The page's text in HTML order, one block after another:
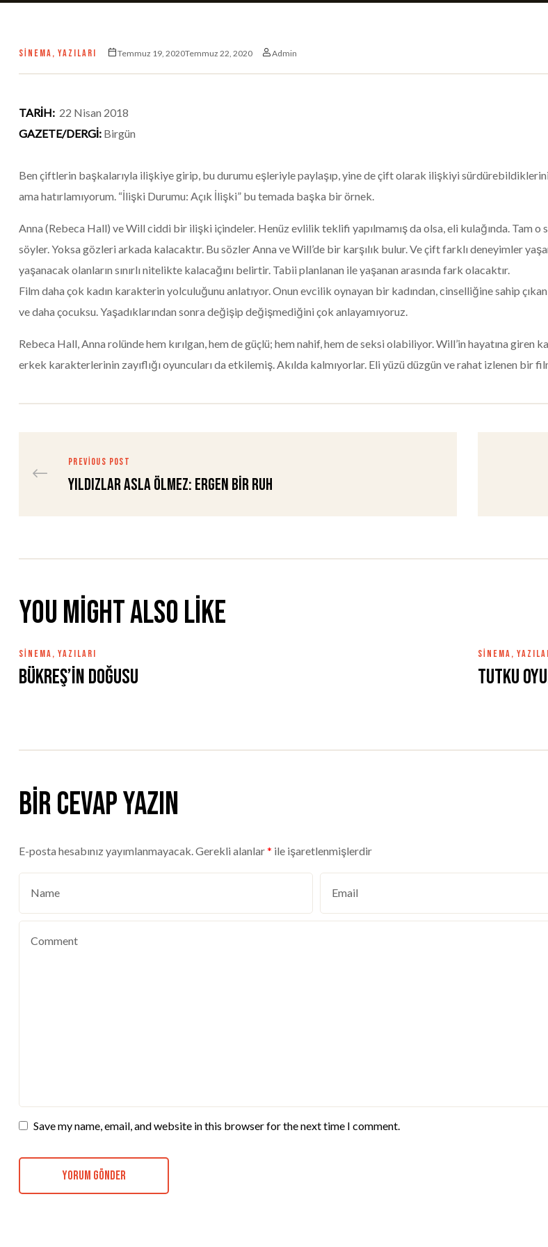
SINEMA, YAZILARI Temmuz 19, 2020Temmuz 22, 2020 Admin
TARİH: 22 Nisan 2018
GAZETE/DERGİ: Birgün
Ben çiftlerin başkalarıyla ilişkiye girip, bu durumu eşleriyle paylaşıp, yine de çift olarak ilişkiyi
ama hatırlamıyorum. “İlişki Durumu: Açık İlişki” bu temada başka bir örnek.
Anna (Rebeca Hall) ve Will ciddi bir ilişki içindeler. Henüz evlilik teklifi yapılmamış da olsa, eli kulağında. Tam
söyler. Yoksa gözleri arkada kalacaktır. Bu sözler Anna ve Will’de bir karşılık bulur. Ve çift farklı deneyimler
yaşanacak olanların sınırlı nitelikte kalacağını belirtir. Tabii planlanan ile yaşanan arasında fark olacaktır.
Film daha çok kadın karakterin yolculuğunu anlatıyor. Onun evcilik oynayan bir kadından, cinselliğine sahip
ve daha çocuksu. Yaşadıklarından sonra değişip değişmediğini çok anlayamıyoruz.
Rebeca Hall, Anna rolünde hem kırılgan, hem de güçlü; hem nahif, hem de seksi olabiliyor. Will’in hayatına giren
erkek karakterlerinin zayıflığı oyuncuları da etkilemiş. Akılda kalmıyorlar. Eli yüzü düzgün ve rahat izlenen bir
PREVIOUS POST
Yıldızlar Asla Ölmez: Ergen bir ruh
You might also like
SINEMA, YAZILARI
Bükreş’in Doğusu
SINEMA,
Tutku
Bir cevap yazın
E-posta hesabınız yayımlanmayacak. Gerekli alanlar* ile işaretlenmişlerdir
Save my name, email, and website in this browser for the next time I comment.